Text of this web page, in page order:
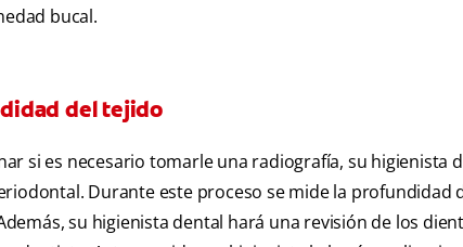
bucal.
del tejido
si es necesario tomarle una radiografía, su higienista
Durante este proceso se mide la profundidad
su higienista dental hará una revisión de los